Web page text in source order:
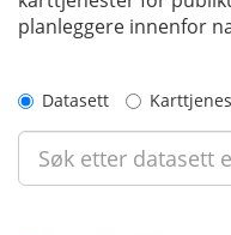
planleggere innenfor
Datasett